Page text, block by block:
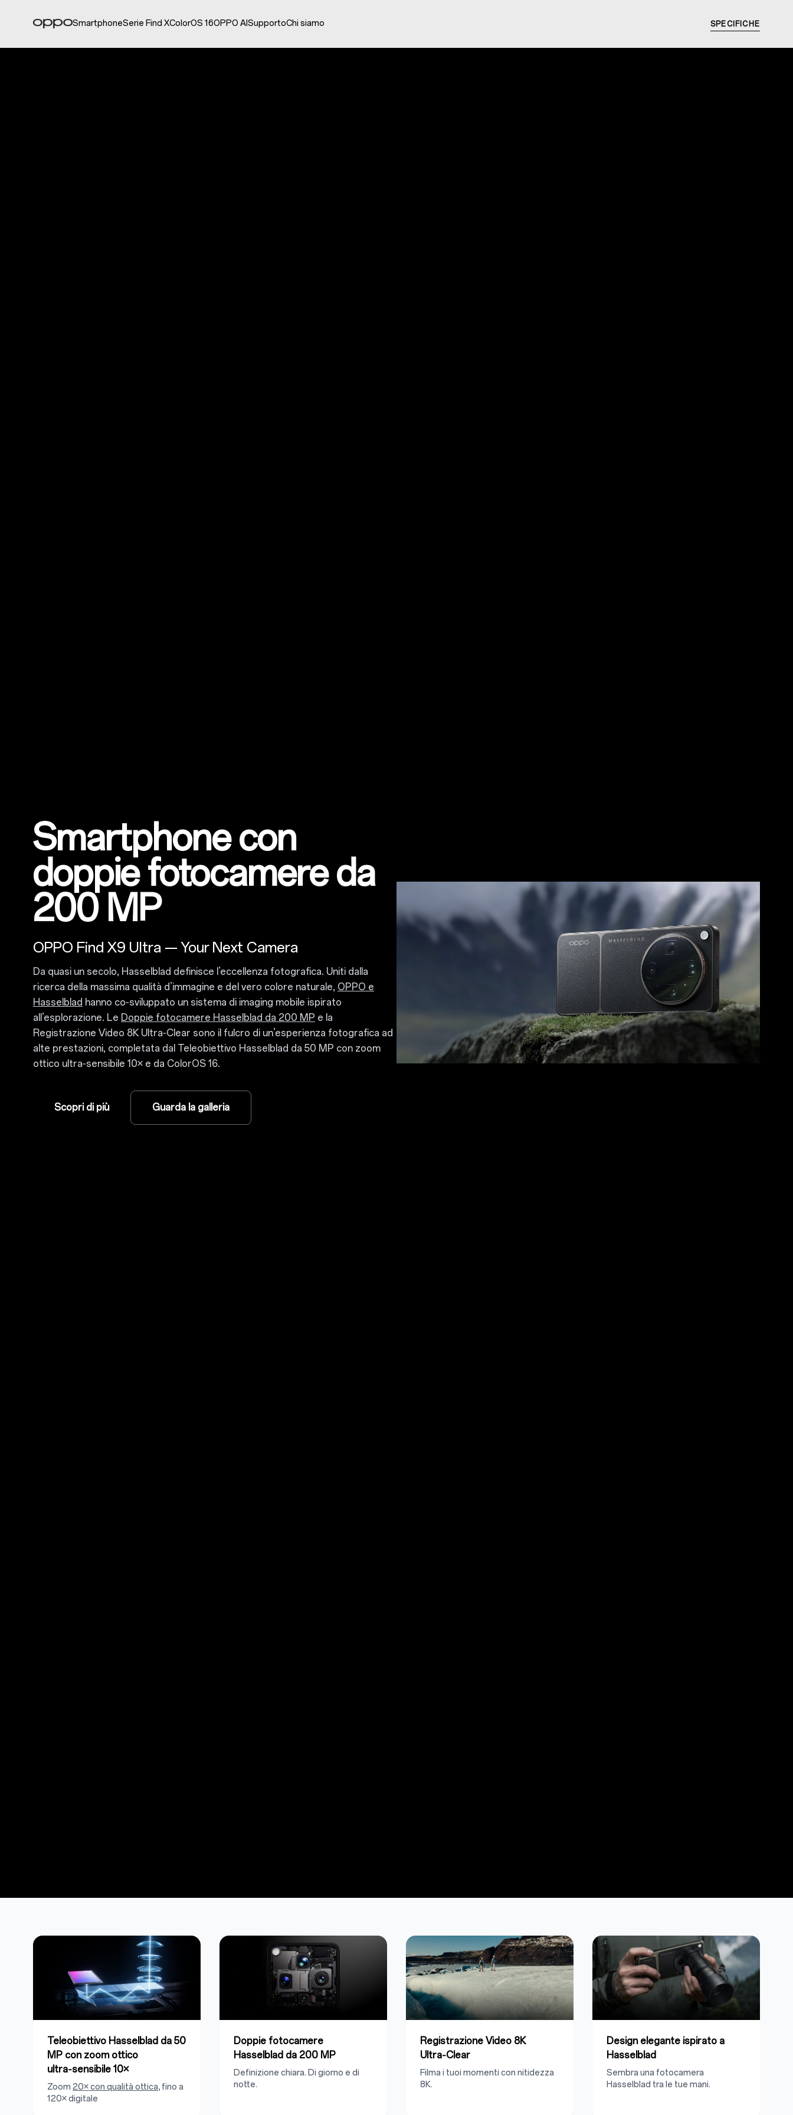
SmartphoneSerie Find XColorOS 16OPPO AISupportoChi siamo SPECIFICHE
Smartphone con
doppie fotocamere da
200 MP
OPPO Find X9 Ultra — Your Next Camera
Da quasi un secolo, Hasselblad definisce l’eccellenza fotografica. Uniti dalla
ricerca della massima qualità d’immagine e del vero colore naturale, OPPO e
Hasselblad hanno co‑sviluppato un sistema di imaging mobile ispirato
all’esplorazione. Le Doppie fotocamere Hasselblad da 200 MP e la
Registrazione Video 8K Ultra‑Clear sono il fulcro di un’esperienza fotografica ad
alte prestazioni, completata dal Teleobiettivo Hasselblad da 50 MP con zoom
ottico ultra‑sensibile 10× e da ColorOS 16.
Scopri di più Guarda la galleria
Teleobiettivo Hasselblad da 50
MP con zoom ottico
ultra‑sensibile 10×
Zoom 20× con qualità ottica, fino a
120× digitale
Doppie fotocamere
Hasselblad da 200 MP
Definizione chiara. Di giorno e di
notte.
Registrazione Video 8K
Ultra‑Clear
Filma i tuoi momenti con nitidezza
8K.
Design elegante ispirato a
Hasselblad
Sembra una fotocamera
Hasselblad tra le tue mani.